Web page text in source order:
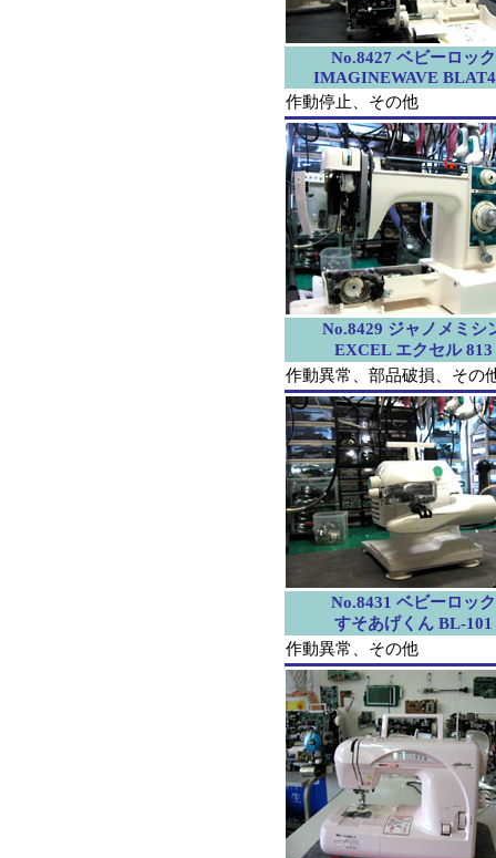
No.8427 ベビーロック
IMAGINEWAVE
作動停止、その他
No.8429 ジャノメミシ
EXCEL エクセル 813
作動異常、部品破損、その
No.8431 ベビーロック
すそあげくん BL-101
作動異常、その他